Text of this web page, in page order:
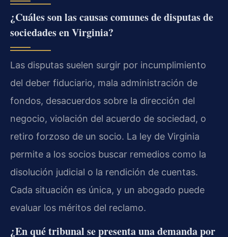
¿Cuáles son las causas comunes de disputas de
sociedades en Virginia?
Las disputas suelen surgir por incumplimiento
del deber fiduciario, mala administración de
fondos, desacuerdos sobre la dirección del
negocio, violación del acuerdo de sociedad, o
retiro forzoso de un socio. La ley de Virginia
permite a los socios buscar remedios como la
disolución judicial o la rendición de cuentas.
Cada situación es única, y un abogado puede
evaluar los méritos del reclamo.
¿En qué tribunal se presenta una demanda por